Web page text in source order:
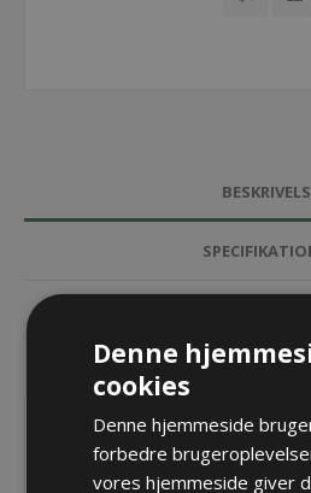
KONTAKT
EasyTrax
Udvendig
Bi=58
Denne
cookies
Denne hjemmeside
forbedre
vores hjemmeside giver